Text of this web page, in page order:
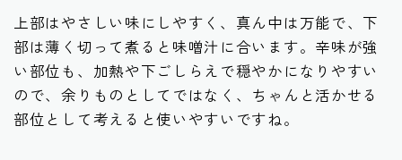
上部はやさしい味にしやすく、真ん中は万能で、下
部は薄く切って煮ると味噌汁に合います。辛味が強
い部位も、加熱や下ごしらえで穏やかになりやすい
ので、余りものとしてではなく、ちゃんと活かせる
部位として考えると使いやすいですね。